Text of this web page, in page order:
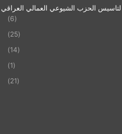
(6)
(25)
(14)
(1)
(21)